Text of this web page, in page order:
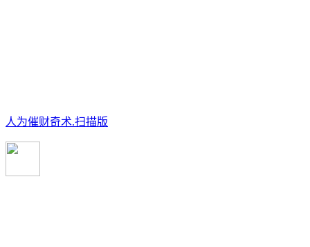
人为催财奇术.扫描版